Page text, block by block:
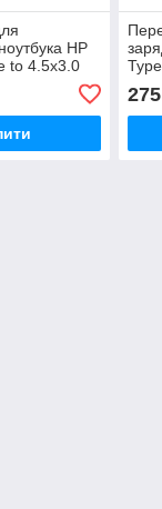
HP
to 4.5x3.0
-штекер)
275